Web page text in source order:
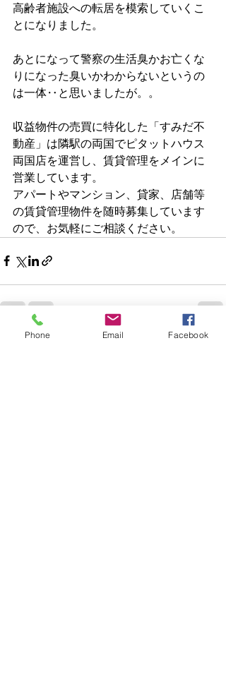
高齢者施設への転居を模索していくこ
とになりました。
あとになって警察の生活臭かお亡くな
りになった臭いかわからないというの
は一体‥と思いましたが。。
収益物件の売買に特化した「すみだ不
動産」は隣駅の両国でピタットハウス
両国店を運営し、賃貸管理をメインに
営業しています。
アパートやマンション、貸家、店舗等
の賃貸管理物件を随時募集しています
ので、お気軽にご相談ください。
最新記事 すべて表示
Phone Email Facebook